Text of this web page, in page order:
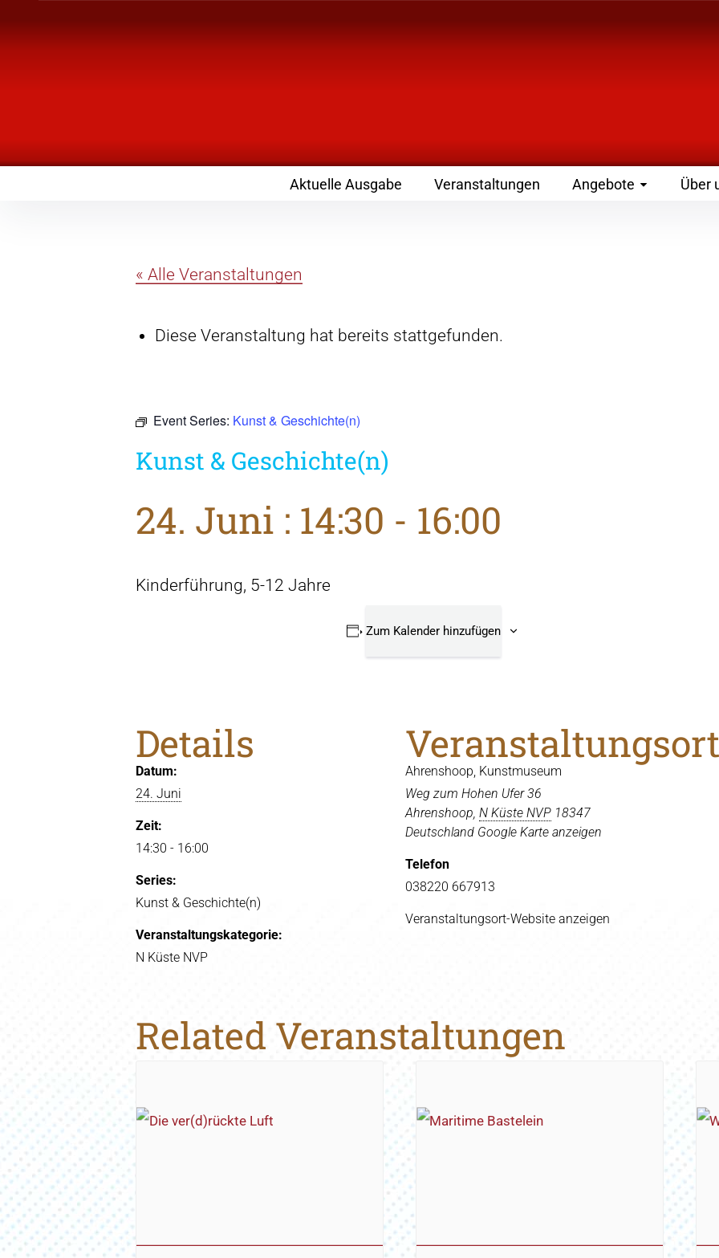
Landknirpse – Die Zeitschrift für Leute
Aktuelle Ausgabe Veranstaltungen Angebote Über
« Alle Veranstaltungen
Diese Veranstaltung hat bereits stattgefunden.
Event Series: Kunst & Geschichte(n)
Kunst & Geschichte(n)
24. Juni : 14:30 - 16:00
Kinderführung, 5-12 Jahre
Zum Kalender hinzufügen
Details
Datum:
24. Juni
Zeit:
14:30 - 16:00
Series:
Kunst & Geschichte(n)
Veranstaltungskategorie:
N Küste NVP
Veranstaltungsort
Ahrenshoop, Kunstmuseum
Weg zum Hohen Ufer 36
Ahrenshoop, N Küste NVP 18347
Deutschland Google Karte anzeigen
Telefon
038220 667913
Veranstaltungsort-Website anzeigen
Related Veranstaltungen